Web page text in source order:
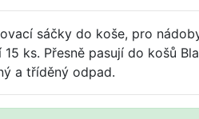
sáčky do koše, pro
15 ks. Přesně pasují do košů
a tříděný odpad.